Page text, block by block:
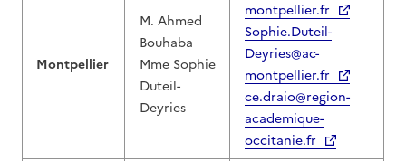
Montpellier
M. Ahmed
Bouhaba
Mme Sophie
Duteil-
Deyries
montpellier.fr
Sophie.Duteil-
Deyries@ac-
montpellier.fr
ce.draio@region-
academique-
occitanie.fr